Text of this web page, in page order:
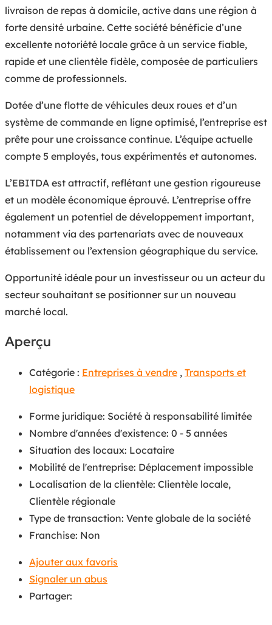
livraison de repas à domicile, active dans une région à
forte densité urbaine. Cette société bénéficie d’une
excellente notoriété locale grâce à un service fiable,
rapide et une clientèle fidèle, composée de particuliers
comme de professionnels.
Dotée d’une flotte de véhicules deux roues et d’un
système de commande en ligne optimisé, l’entreprise est
prête pour une croissance continue. L’équipe actuelle
compte 5 employés, tous expérimentés et autonomes.
L’EBITDA est attractif, reflétant une gestion rigoureuse
et un modèle économique éprouvé. L’entreprise offre
également un potentiel de développement important,
notamment via des partenariats avec de nouveaux
établissement ou l’extension géographique du service.
Opportunité idéale pour un investisseur ou un acteur du
secteur souhaitant se positionner sur un nouveau
marché local.
Aperçu
Catégorie : Entreprises à vendre , Transports et
logistique
Forme juridique: Société à responsabilité limitée
Nombre d'années d'existence: 0 - 5 années
Situation des locaux: Locataire
Mobilité de l'entreprise: Déplacement impossible
Localisation de la clientèle: Clientèle locale,
Clientèle régionale
Type de transaction: Vente globale de la société
Franchise: Non
Ajouter aux favoris
Signaler un abus
Partager: